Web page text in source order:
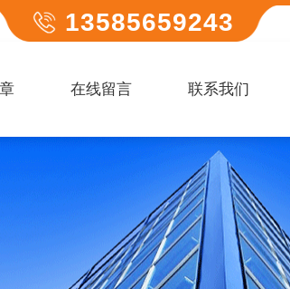
13585659243
在线留言 联系我们